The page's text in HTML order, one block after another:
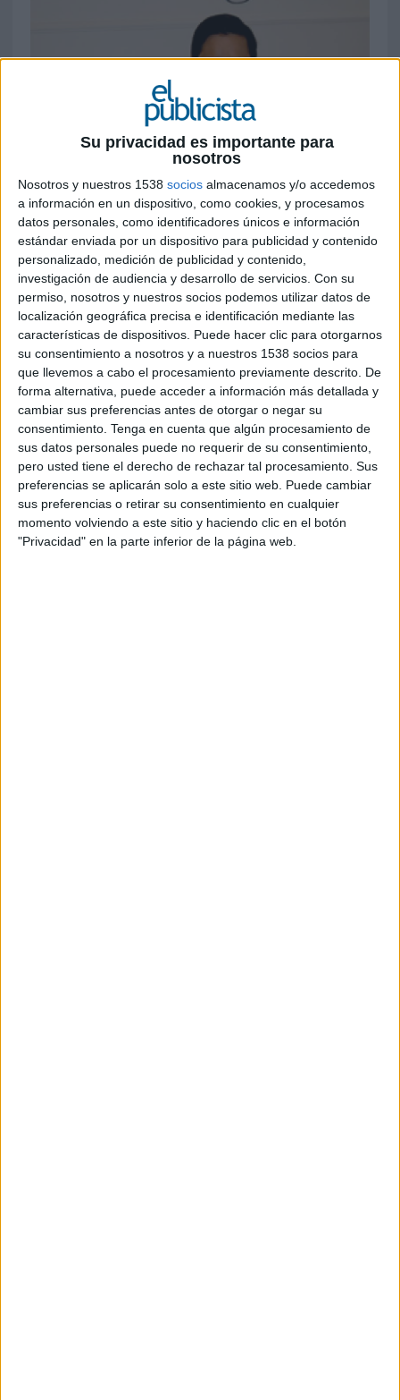
Su privacidad es importante para
nosotros
Nosotros y nuestros 1538 socios almacenamos y/o accedemos
a información en un dispositivo, como cookies, y procesamos
datos personales, como identificadores únicos e información
estándar enviada por un dispositivo para publicidad y contenido
personalizado, medición de publicidad y contenido,
investigación de audiencia y desarrollo de servicios. Con su
permiso, nosotros y nuestros socios podemos utilizar datos de
localización geográfica precisa e identificación mediante las
características de dispositivos. Puede hacer clic para otorgarnos
su consentimiento a nosotros y a nuestros 1538 socios para
que llevemos a cabo el procesamiento previamente descrito. De
forma alternativa, puede acceder a información más detallada y
cambiar sus preferencias antes de otorgar o negar su
consentimiento. Tenga en cuenta que algún procesamiento de
sus datos personales puede no requerir de su consentimiento,
pero usted tiene el derecho de rechazar tal procesamiento. Sus
preferencias se aplicarán solo a este sitio web. Puede cambiar
sus preferencias o retirar su consentimiento en cualquier
momento volviendo a este sitio y haciendo clic en el botón
"Privacidad" en la parte inferior de la página web.
26 DE ABRIL DE 2010
Es una nueva agencia de publicidad fundada por
Antonio Méndez, ex director general y de
cuentas de OC Comunicación (en la imagen).
Acaba de fundarse Tango, una agencia con 100% capital español e independiente,
convencionales que les permitan diferenciarse de la competencia y llegar a los
consumidores de forma impactante", según explican sus responsables.
La agencia ha sido fundada por Antonió Méndez, profesional que hasta finales de
2009 era director general y de cuentas de OC Comunicación (la dirección de la
agencia ahora recae en César y Javier Ramírez), agencia de la que también
procede parte de la plantilla de Tango. Méndez se apoyará igualmente en Carlos
Follana, que trabajará como director de servicios al cliente. Follana es licenciado